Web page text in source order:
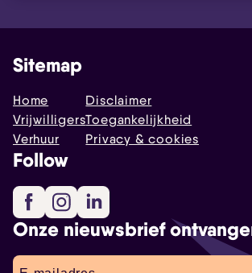
Sitemap
Home
Vrijwilligers
Verhuur
Disclaimer
Toegankelijkheid
Privacy & cookies
Follow
FacebookInstagram
Onze nieuwsbrief